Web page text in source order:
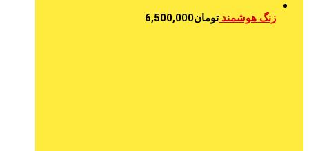
زنگ هوشمند تومان6,500,000